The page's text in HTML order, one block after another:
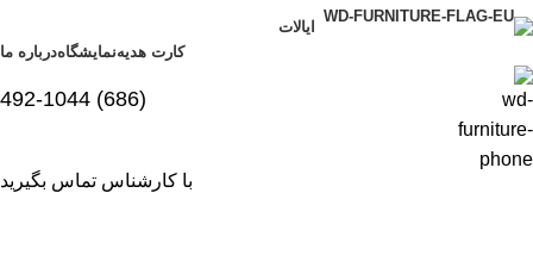
ایالات
کارت هدیهنمایشگاهدرباره ما
(686) 492-1044
با کارشناس تماس بگیرید